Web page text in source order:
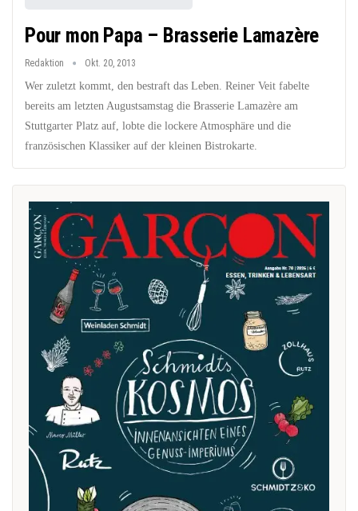
Pour mon Papa – Brasserie Lamazère
Redaktion Okt. 20, 2013
Wer zuletzt kommt, den bestraft das Leben. Reiner Veit fabelte
bereits am letzten Augustsamstag die Brasserie Lamazère am
Stuttgarter Platz auf, lobte die lockere Atmosphäre und die
französischen Klassiker auf der kleinen Bistrokarte.